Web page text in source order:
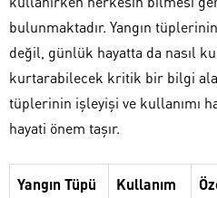
bulunmaktadır. Yangın
değil, günlük hayatta da nasıl
kurtarabilecek kritik bir bilgi
tüplerinin işleyişi ve kullanımı
hayati önem taşır.
Yangın Tüpü
Kullanım